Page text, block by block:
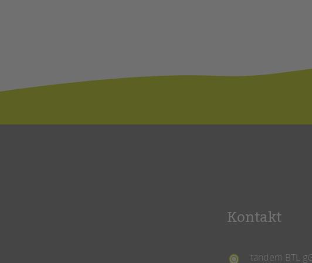
Kontakt
tandem BTL